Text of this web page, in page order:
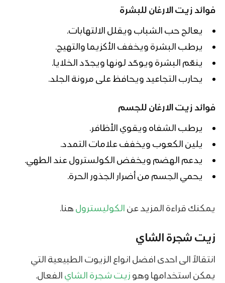
فوائد زيت الارغان للبشرة
يعالج حب الشباب ويقلل الالتهابات.
يرطب البشرة ويخفف الأكزيما والتهيج.
ينعّم البشرة ويوحّد لونها ويجدّد الخلايا.
يحارب التجاعيد ويحافظ على مرونة الجلد.
فوائد زيت الارغان للجسم
يرطب الشفاه ويقوي الأظافر.
يلين الكعوب ويخفف علامات التمدد.
يدعم الهضم ويخفض الكولسترول عند الطهي.
يحمي الجسم من أضرار الجذور الحرة.
يمكنك قراءة المزيد عن الكوليسترول هنا.
زيت شجرة الشاي
انتقالاً الى احدى افضل انواع الزيوت الطبيعية التي
يمكن استخدامها وهو زيت شجرة الشاي الفعال.